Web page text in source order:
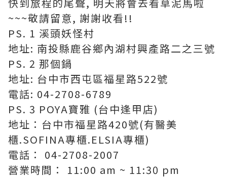
~~~敬請留意, 謝謝收看!!
PS. 1 溪頭妖怪村
地址: 南投縣鹿谷鄉內湖村興產路二之三號
PS. 2 那個鍋
地址: 台中市西屯區福星路522號
電話: 04-2708-6789
PS. 3 POYA寶雅 (台中逢甲店)
地址：台中市福星路420號(有醫美
櫃.SOFINA專櫃.ELSIA專櫃)
電話： 04-2708-2007
營業時間： 11:00 am ~ 11:30 pm